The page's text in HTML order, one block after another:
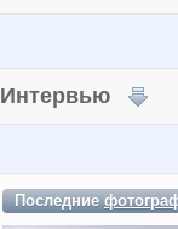
Интервью
Последние